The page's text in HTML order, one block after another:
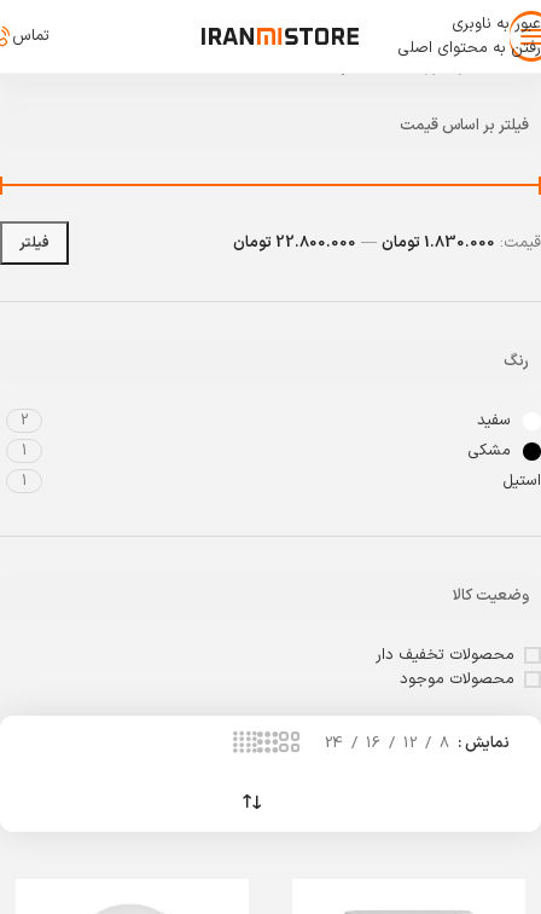
عبور به ناوبری
رفتن به محتوای اصلی
تماس
خانه
فیلتر بر اساس قیمت
فیلتر قیمت: 1.830.000 تومان — 22.800.000 تومان
رنگ
سفید 2
مشکی 1
استیل 1
وضعیت کالا
محصولات تخفیف دار
محصولات موجود
نمایش 8
12
16
24